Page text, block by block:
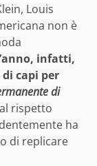
Louis
non è
infatti,
capi per
di
rispetto
ha
di replicare